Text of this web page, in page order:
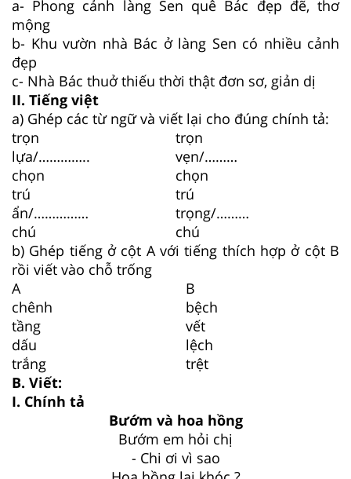
a- Phong cảnh làng Sen quê Bác đẹp đẽ, thơ
mộng
b- Khu vườn nhà Bác ở làng Sen có nhiều cảnh
đẹp
c- Nhà Bác thuở thiếu thời thật đơn sơ, giản dị
II. Tiếng việt
a) Ghép các từ ngữ và viết lại cho đúng chính tả:
trọn
lựa/…………..
chọn
trọn
vẹn/………
chọn
trú
ẩn/……………
chú
trú
trọng/………
chú
b) Ghép tiếng ở cột A với tiếng thích hợp ở cột B
rồi viết vào chỗ trống
A
B
chênh
bệch
tầng
vết
dấu
lệch
trắng
trệt
B. Viết:
I. Chính tả
Bướm và hoa hồng
Bướm em hỏi chị
- Chi ơi vì sao